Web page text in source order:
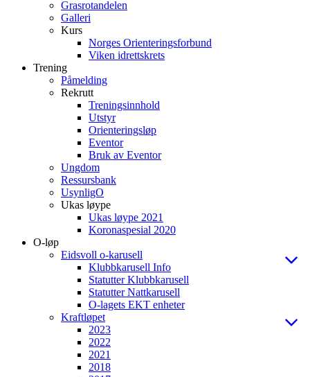
Grasrotandelen
Galleri
Kurs
Norges Orienteringsforbund
Viken idrettskrets
Trening
Påmelding
Rekrutt
Treningsinnhold
Utstyr
Orienteringsløp
Eventor
Bruk av Eventor
Ungdom
Ressursbank
UsynligO
Ukas løype
Ukas løype 2021
Koronaspesial 2020
O-løp
Eidsvoll o-karusell
Klubbkarusell Info
Statutter Klubbkarusell
Statutter Nattkarusell
O-lagets EKT enheter
Kraftløpet
2023
2022
2021
2018